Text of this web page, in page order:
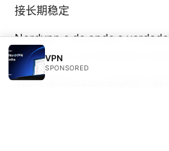
接长期稳定
Nordvpn e de onde a
seguranca e privacidade online
Vpn不能用chatgpt的原因与解
VPN
SPONSORED